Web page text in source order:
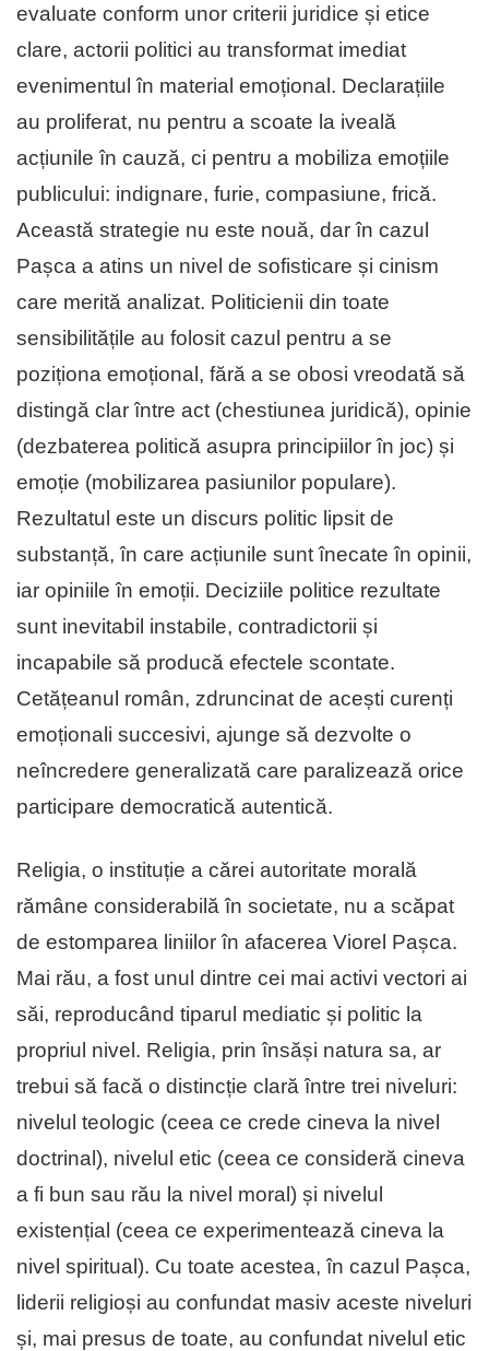
evaluate conform unor criterii juridice și etice
clare, actorii politici au transformat imediat
evenimentul în material emoțional. Declarațiile
au proliferat, nu pentru a scoate la iveală
acțiunile în cauză, ci pentru a mobiliza emoțiile
publicului: indignare, furie, compasiune, frică.
Această strategie nu este nouă, dar în cazul
Pașca a atins un nivel de sofisticare și cinism
care merită analizat. Politicienii din toate
sensibilitățile au folosit cazul pentru a se
poziționa emoțional, fără a se obosi vreodată să
distingă clar între act (chestiunea juridică), opinie
(dezbaterea politică asupra principiilor în joc) și
emoție (mobilizarea pasiunilor populare).
Rezultatul este un discurs politic lipsit de
substanță, în care acțiunile sunt înecate în opinii,
iar opiniile în emoții. Deciziile politice rezultate
sunt inevitabil instabile, contradictorii și
incapabile să producă efectele scontate.
Cetățeanul român, zdruncinat de acești curenți
emoționali succesivi, ajunge să dezvolte o
neîncredere generalizată care paralizează orice
participare democratică autentică.
Religia, o instituție a cărei autoritate morală
rămâne considerabilă în societate, nu a scăpat
de estomparea liniilor în afacerea Viorel Pașca.
Mai rău, a fost unul dintre cei mai activi vectori ai
săi, reproducând tiparul mediatic și politic la
propriul nivel. Religia, prin însăși natura sa, ar
trebui să facă o distincție clară între trei niveluri:
nivelul teologic (ceea ce crede cineva la nivel
doctrinal), nivelul etic (ceea ce consideră cineva
a fi bun sau rău la nivel moral) și nivelul
existențial (ceea ce experimentează cineva la
nivel spiritual). Cu toate acestea, în cazul Pașca,
liderii religioși au confundat masiv aceste niveluri
și, mai presus de toate, au confundat nivelul etic